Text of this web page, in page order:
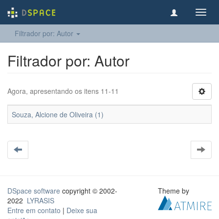
Filtrador por: Autor
Filtrador por: Autor
Agora, apresentando os itens 11-11
Souza, Alcione de Oliveira (1)
DSpace software copyright © 2002-
2022 LYRASIS
Entre em contato | Deixe sua
Theme by